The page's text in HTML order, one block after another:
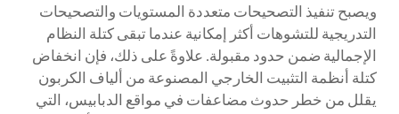
ويصبح تنفيذ التصحيحات متعددة المستويات والتصحيحات
التدريجية للتشوهات أكثر إمكانية عندما تبقى كتلة النظام
الإجمالية ضمن حدود مقبولة. علاوةً على ذلك، فإن انخفاض
كتلة أنظمة التثبيت الخارجي المصنوعة من ألياف الكربون
يقلل من خطر حدوث مضاعفات في مواقع الدبابيس، التي